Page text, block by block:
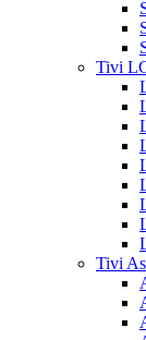
Tivi
Tivi